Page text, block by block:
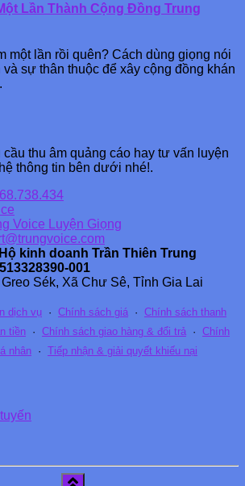
Lần Thành Cộng Đồng Trung
một lần rồi quên? Cách dùng giọng nói
và sự thân thuộc để xây cộng đồng khán
thu âm quảng cáo hay tư vấn luyện
thông tin bên dưới nhé!.
Voice Luyện Giọng
Hộ kinh doanh Trần Thiên Trung
001
Sék, Xã Chư Sê, Tỉnh Gia Lai
dịch vụ · Chính sách giá · Chính sách thanh
tiền · Chính sách giao hàng & đổi trả · Chính
nhân · Tiếp nhận & giải quyết khiếu nại